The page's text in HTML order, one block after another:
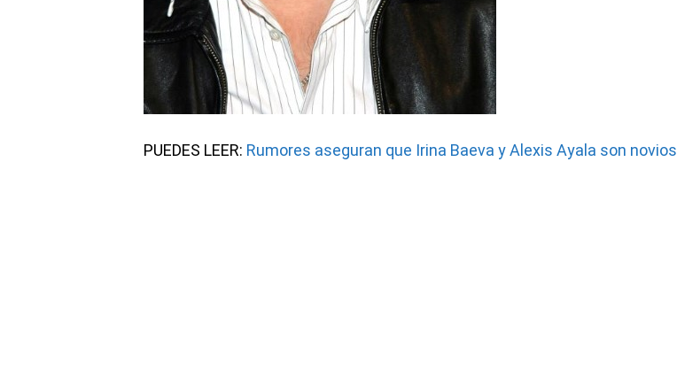
PUEDES LEER: Rumores aseguran que Irina Baeva y Alexis Ayala son novios